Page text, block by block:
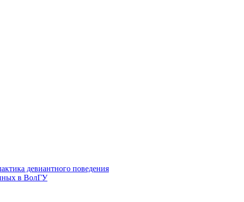
девиантного поведения
в ВолГУ